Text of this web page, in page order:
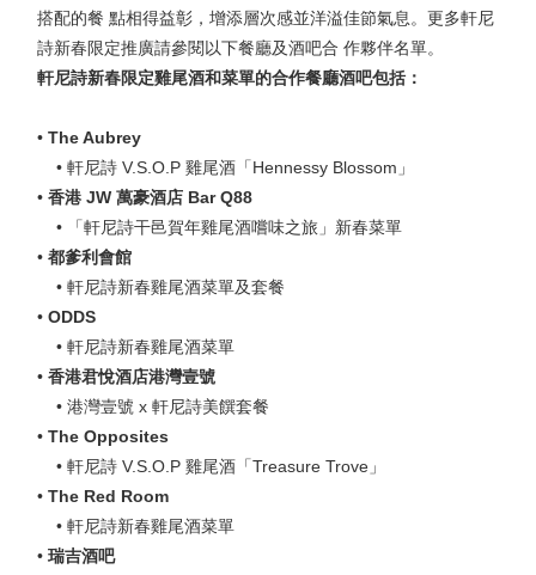
搭配的餐 點相得益彰，增添層次感並洋溢佳節氣息。更多軒尼
詩新春限定推廣請參閱以下餐廳及酒吧合 作夥伴名單。
軒尼詩新春限定雞尾酒和菜單的合作餐廳酒吧包括：
•The Aubrey
• 軒尼詩 V.S.O.P 雞尾酒「Hennessy Blossom」
•香港 JW 萬豪酒店 Bar Q88
• 「軒尼詩干邑賀年雞尾酒嚐味之旅」新春菜單
•都爹利會館
• 軒尼詩新春雞尾酒菜單及套餐
•ODDS
• 軒尼詩新春雞尾酒菜單
•香港君悅酒店港灣壹號
• 港灣壹號 x 軒尼詩美饌套餐
•The Opposites
• 軒尼詩 V.S.O.P 雞尾酒「Treasure Trove」
•The Red Room
• 軒尼詩新春雞尾酒菜單
•瑞吉酒吧